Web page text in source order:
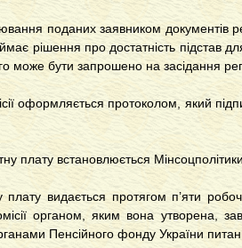
поданих заявником документів
рішення про достатність підстав
може бути запрошено на засідання
оформляється протоколом, який
плату встановлюється
плату видається протягом п’яти
органом, яким вона утворена,
Пенсійного фонду України